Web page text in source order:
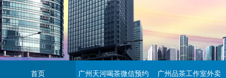
首页 广州天河喝茶微信预约 广州品茶工作室外卖